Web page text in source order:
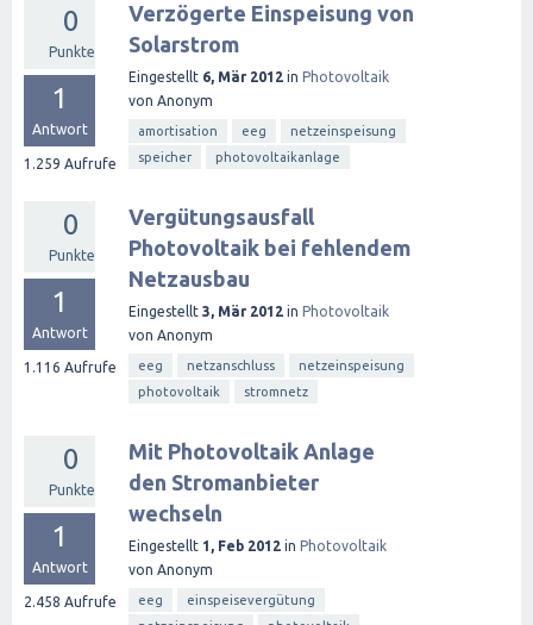
0
Punkte
1
Antwort
1.259 Aufrufe
Verzögerte Einspeisung von
Solarstrom
Eingestellt 6, Mär 2012 in Photovoltaik
von Anonym
amortisation eeg
netzeinspeisung
speicher
photovoltaikanlage
0
Punkte
1
Antwort
1.116 Aufrufe
Vergütungsausfall
Photovoltaik bei fehlendem
Netzausbau
Eingestellt 3, Mär 2012 in Photovoltaik
von Anonym
eeg netzanschluss
netzeinspeisung
photovoltaik
stromnetz
0
Punkte
1
Antwort
2.458 Aufrufe
Mit Photovoltaik Anlage
den Stromanbieter
wechseln
Eingestellt 1, Feb 2012 in Photovoltaik
von Anonym
eeg
einspeisevergütung